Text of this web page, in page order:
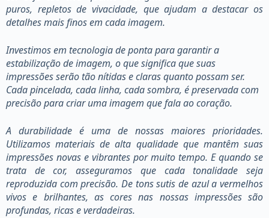
puros, repletos de vivacidade, que ajudam a destacar os
detalhes mais finos em cada imagem.
Investimos em tecnologia de ponta para garantir a
estabilização de imagem, o que significa que suas
impressões serão tão nítidas e claras quanto possam ser.
Cada pincelada, cada linha, cada sombra, é preservada com
precisão para criar uma imagem que fala ao coração.
A durabilidade é uma de nossas maiores prioridades.
Utilizamos materiais de alta qualidade que mantêm suas
impressões novas e vibrantes por muito tempo. E quando se
trata de cor, asseguramos que cada tonalidade seja
reproduzida com precisão. De tons sutis de azul a vermelhos
vivos e brilhantes, as cores nas nossas impressões são
profundas, ricas e verdadeiras.